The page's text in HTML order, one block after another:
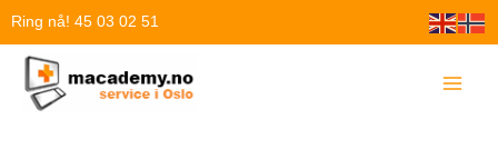
Hopp
innholdet
Ring nå! 45 03 02 51